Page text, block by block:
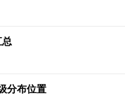
总
分布位置